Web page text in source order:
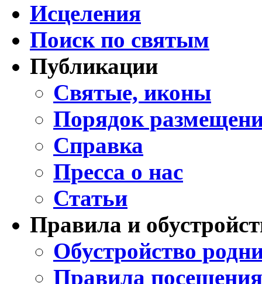
Исцеления
Поиск по святым
Публикации
Святые, иконы
Порядок
Справка
Пресса о нас
Статьи
Правила и
Обустройство
Правила